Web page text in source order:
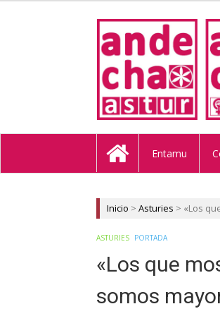
Entamu
Inicio > Asturies > «Los
ASTURIES PORTADA
«Los que
somos